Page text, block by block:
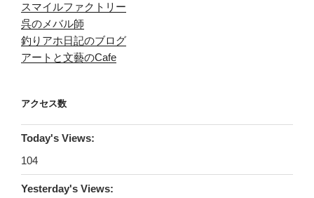
スマイルファクトリー
呉のメバル師
釣りアホ日記のブログ
アートと文藝のCafe
アクセス数
Today's Views:
104
Yesterday's Views: